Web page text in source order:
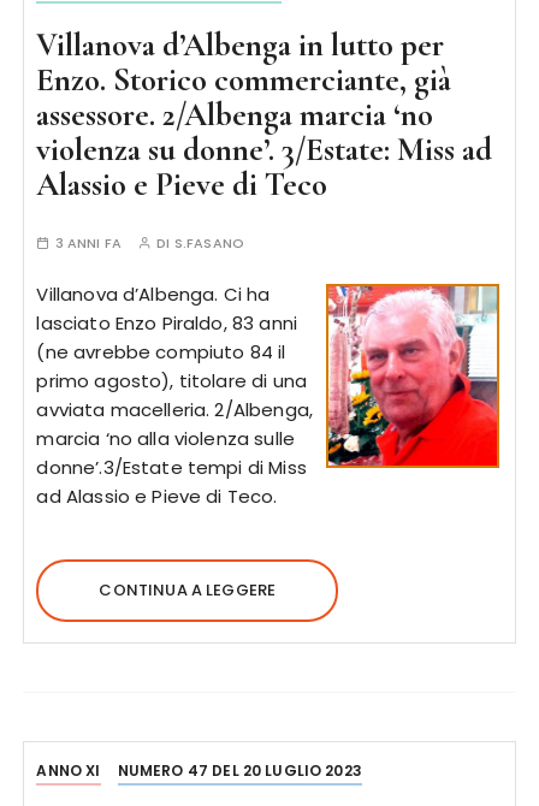
Villanova d’Albenga in lutto per
Enzo. Storico commerciante, già
assessore. 2/Albenga marcia ‘no
violenza su donne’. 3/Estate: Miss ad
Alassio e Pieve di Teco
3 ANNI FA DI S.FASANO
Villanova d’Albenga. Ci ha
lasciato Enzo Piraldo, 83 anni
(ne avrebbe compiuto 84 il
primo agosto), titolare di una
avviata macelleria. 2/Albenga,
marcia ‘no alla violenza sulle
donne’.3/Estate tempi di Miss
ad Alassio e Pieve di Teco.
CONTINUA A LEGGERE
ANNO XI NUMERO 47 DEL 20 LUGLIO 2023